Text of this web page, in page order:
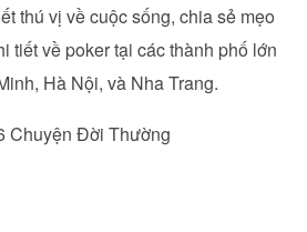
thú vị về cuộc sống, chia sẻ mẹo
tiết về poker tại các thành phố lớn
Hà Nội, và Nha Trang.
Chuyện Đời Thường